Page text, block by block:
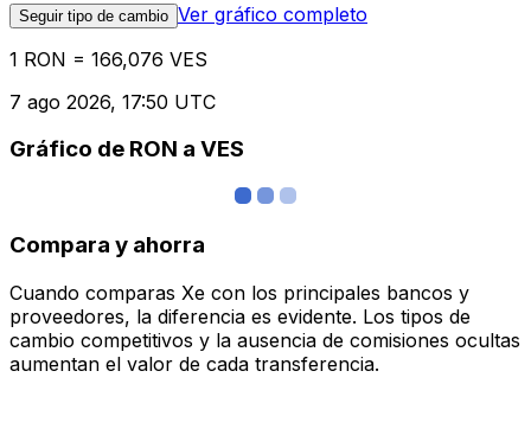
Seguir tipo de cambio Ver gráfico completo
1 RON = 166,076 VES
7 ago 2026, 17:50 UTC
Gráfico de RON a VES
Compara y ahorra
Cuando comparas Xe con los principales bancos y
proveedores, la diferencia es evidente. Los tipos de
cambio competitivos y la ausencia de comisiones ocultas
aumentan el valor de cada transferencia.